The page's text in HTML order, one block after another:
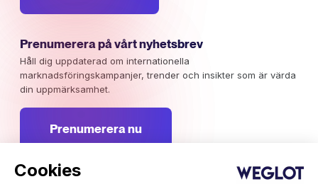
Cookies
Prenumerera på vårt nyhetsbrev
Håll dig uppdaterad om internationella
marknadsföringskampanjer, trender och insikter som är värda
din uppmärksamhet.
Prenumerera nu